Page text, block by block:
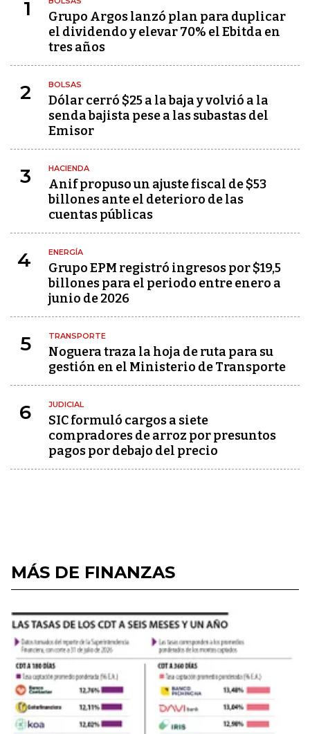
1
Grupo Argos lanzó plan para duplicar
el dividendo y elevar 70% el Ebitda en
tres años
2 BOLSAS
Dólar cerró $25 a la baja y volvió a la
senda bajista pese a las subastas del
Emisor
3 HACIENDA
Anif propuso un ajuste fiscal de $53
billones ante el deterioro de las
cuentas públicas
4 ENERGÍA
Grupo EPM registró ingresos por $19,5
billones para el periodo entre enero a
junio de 2026
5 TRANSPORTE
Noguera traza la hoja de ruta para su
gestión en el Ministerio de Transporte
6 JUDICIAL
SIC formuló cargos a siete
compradores de arroz por presuntos
pagos por debajo del precio
MÁS DE FINANZAS